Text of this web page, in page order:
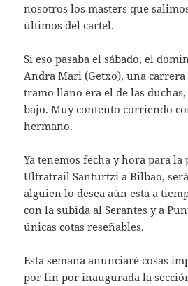
nosotros los masters que
últimos del cartel.
Si eso pasaba el sábado, el
Andra Mari (Getxo), una
tramo llano era el de las
bajo. Muy contento corriendo
hermano.
Ya tenemos fecha y hora para
Ultratrail Santurtzi a Bilbao,
alguien lo desea aún está a
con la subida al Serantes y a
únicas cotas reseñables.
Esta semana anunciaré cosas
por fin por inaugurada la